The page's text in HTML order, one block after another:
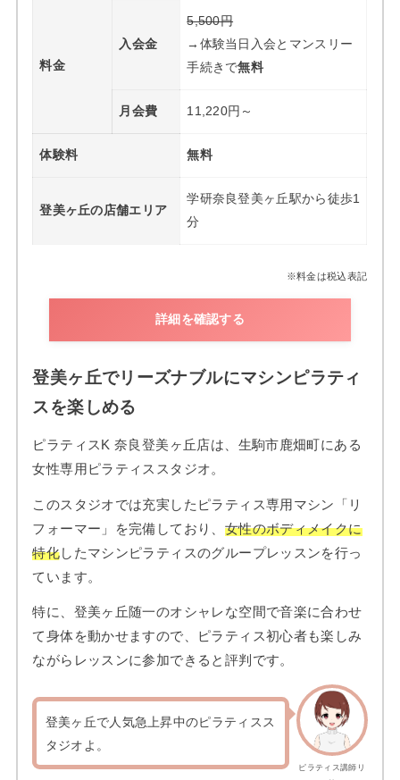
料金
入会金
5,500円
→体験当日入会とマンスリー
手続きで無料
月会費 11,220円～
体験料 無料
登美ヶ丘の店舗エリア
学研奈良登美ヶ丘駅から徒歩1
分
※料金は税込表記
詳細を確認する
登美ヶ丘でリーズナブルにマシンピラティ
スを楽しめる
ピラティスK 奈良登美ヶ丘店は、生駒市鹿畑町にある
女性専用ピラティススタジオ。
このスタジオでは充実したピラティス専用マシン「リ
フォーマー」を完備しており、 女性のボディメイクに
特化したマシンピラティスのグループレッスンを行っ
ています。
特に、登美ヶ丘随一のオシャレな空間で音楽に合わせ
て身体を動かせますので、ピラティス初心者も楽しみ
ながらレッスンに参加できると評判です。
ピラティス講師リ
登美ヶ丘で人気急上昇中のピラティスス
タジオよ。